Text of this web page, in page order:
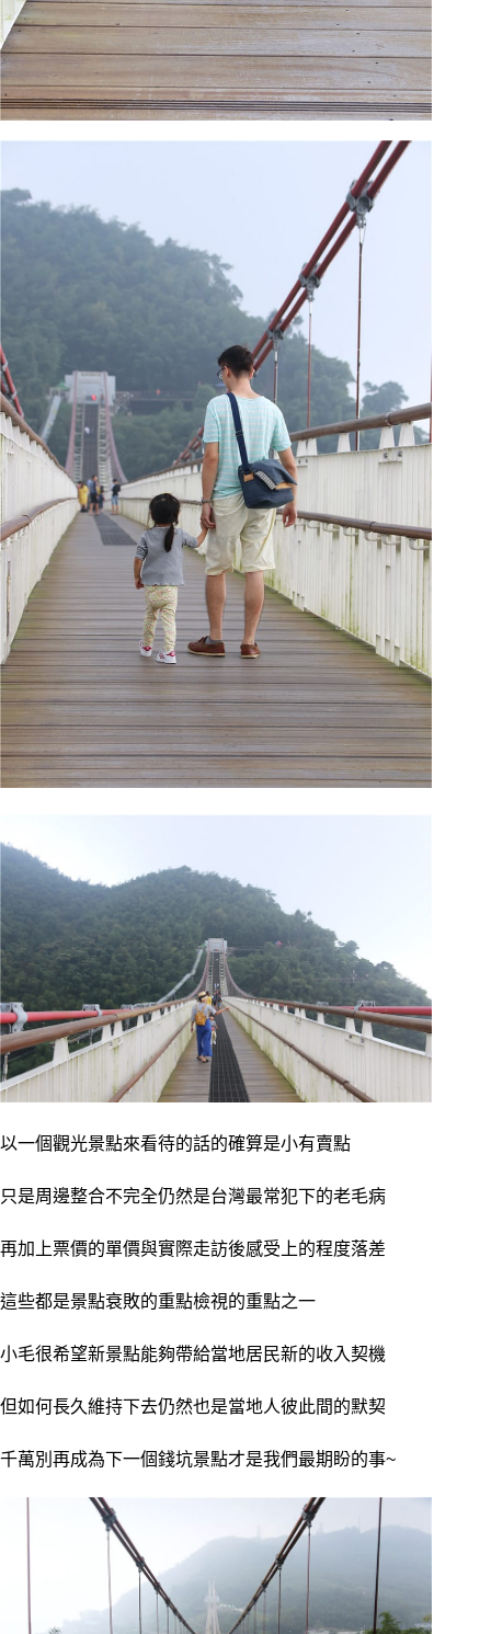
以一個觀光景點來看待的話的確算是小有賣點
只是周邊整合不完全仍然是台灣最常犯下的老毛病
再加上票價的單價與實際走訪後感受上的程度落差
這些都是景點衰敗的重點檢視的重點之一
小毛很希望新景點能夠帶給當地居民新的收入契機
但如何長久維持下去仍然也是當地人彼此間的默契
千萬別再成為下一個錢坑景點才是我們最期盼的事~